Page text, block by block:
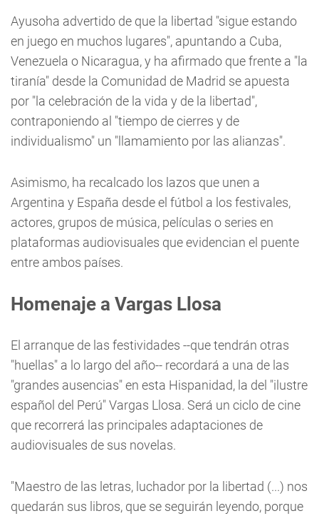
Ayusoha advertido de que la libertad "sigue estando
en juego en muchos lugares", apuntando a Cuba,
Venezuela o Nicaragua, y ha afirmado que frente a "la
tiranía" desde la Comunidad de Madrid se apuesta
por "la celebración de la vida y de la libertad",
contraponiendo al "tiempo de cierres y de
individualismo" un "llamamiento por las alianzas".
Asimismo, ha recalcado los lazos que unen a
Argentina y España desde el fútbol a los festivales,
actores, grupos de música, películas o series en
plataformas audiovisuales que evidencian el puente
entre ambos países.
Homenaje a Vargas Llosa
El arranque de las festividades --que tendrán otras
"huellas" a lo largo del año-- recordará a una de las
"grandes ausencias" en esta Hispanidad, la del "ilustre
español del Perú" Vargas Llosa. Será un ciclo de cine
que recorrerá las principales adaptaciones de
audiovisuales de sus novelas.
"Maestro de las letras, luchador por la libertad (...) nos
quedarán sus libros, que se seguirán leyendo, porque